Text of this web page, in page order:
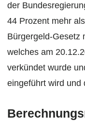
der
44 Prozent mehr
Bürgergeld-Gesetz
welches am
verkündet wurde
eingeführt wird und